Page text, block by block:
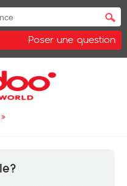
Poser une question
»